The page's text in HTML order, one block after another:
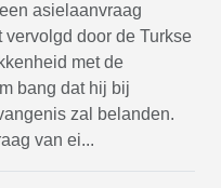
asielaanvraag
door de Turkse
met de
bang dat hij bij
zal belanden.
van ei...